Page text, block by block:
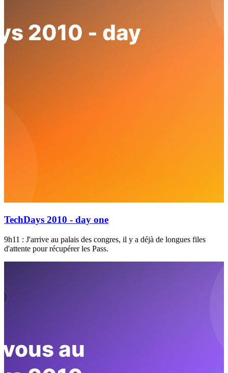
TechDays 2010 - day one
9h11 : J'arrive au palais des congres, il y a déjà de longues files
d'attente pour récupérer les Pass.